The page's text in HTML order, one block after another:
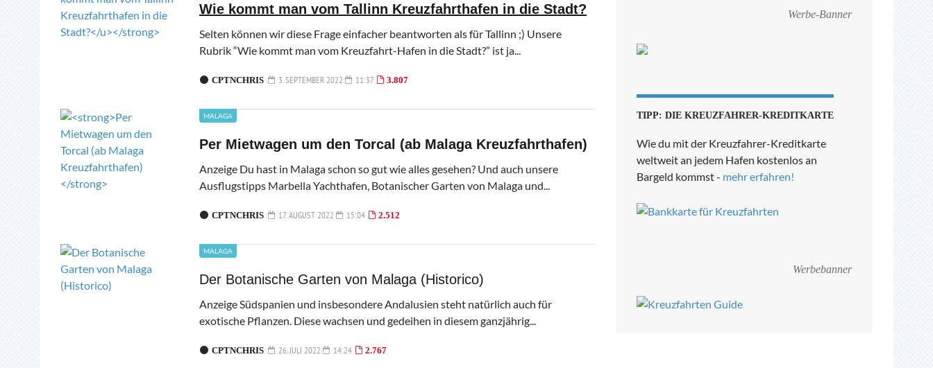
Wie kommt man vom Tallinn Kreuzfahrthafen in die Stadt?
Selten können wir diese Frage einfacher beantworten als für Tallinn ;) Unsere
Rubrik “Wie kommt man vom Kreuzfahrt-Hafen in die Stadt?” ist ja...
CPTNCHRIS 3. SEPTEMBER 2022 11:37 3.807
MALAGA
Per Mietwagen um den Torcal (ab Malaga Kreuzfahrthafen)
Anzeige Du hast in Malaga schon so gut wie alles gesehen? Und auch unsere
Ausflugstipps Marbella Yachthafen, Botanischer Garten von Malaga und...
CPTNCHRIS 17. AUGUST 2022 15:04 2.512
MALAGA
Der Botanische Garten von Malaga (Historico)
Anzeige Südspanien und insbesondere Andalusien steht natürlich auch für
exotische Pflanzen. Diese wachsen und gedeihen in diesem ganzjährig...
CPTNCHRIS 26. JULI 2022 14:24 2.767
Werbe-Banner
TIPP: DIE KREUZFAHRER-KREDITKARTE
Wie du mit der Kreuzfahrer-Kreditkarte
weltweit an jedem Hafen kostenlos an
Bargeld kommst - mehr erfahren!
Werbebanner